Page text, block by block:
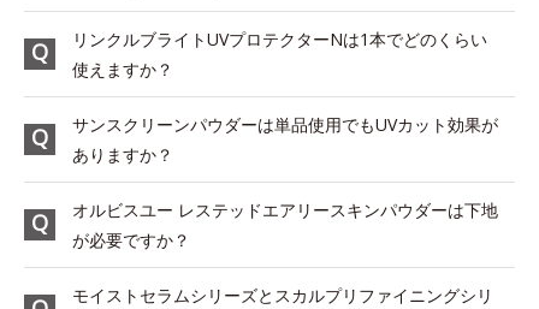
リンクルブライトUVプロテクターNは1本でどのくらい
使えますか？
サンスクリーンパウダーは単品使用でもUVカット効果が
ありますか？
オルビスユー レステッドエアリースキンパウダーは下地
が必要ですか？
モイストセラムシリーズとスカルプリファイニングシリ